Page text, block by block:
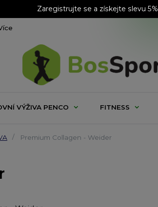
Zaregistrujte se a získejte slevu 5%
VÝŽIVA PENCO FITNESS
Premium Collagen - Weider